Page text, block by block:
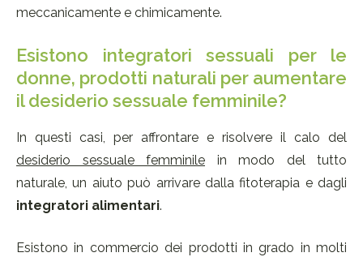
meccanicamente e chimicamente.
Esistono integratori sessuali per le
donne, prodotti naturali per aumentare
il desiderio sessuale femminile?
In questi casi, per affrontare e risolvere il calo del
desiderio sessuale femminile in modo del tutto
naturale, un aiuto può arrivare dalla fitoterapia e dagli
integratori alimentari.
Esistono in commercio dei prodotti in grado in molti